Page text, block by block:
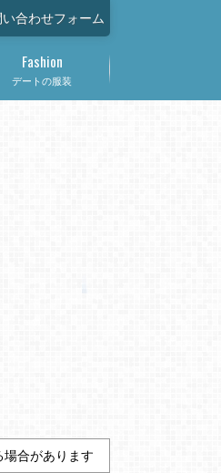
い合わせフォーム
デートの服装
Fashion
合があります